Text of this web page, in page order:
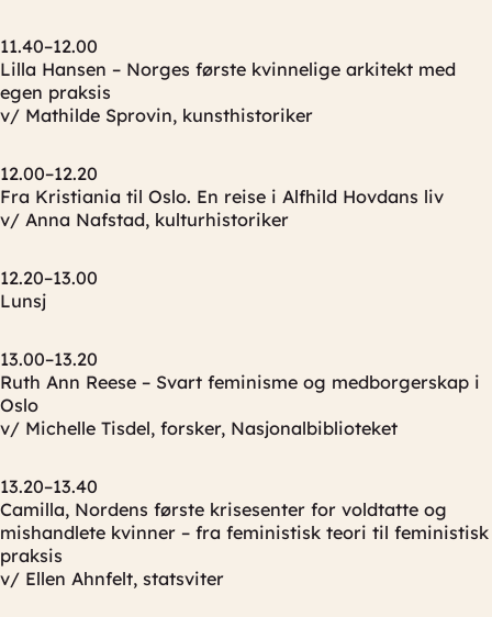
11.40–12.00
Lilla Hansen – Norges første kvinnelige arkitekt med
egen praksis
v/ Mathilde Sprovin, kunsthistoriker
12.00–12.20
Fra Kristiania til Oslo. En reise i Alfhild Hovdans liv
v/ Anna Nafstad, kulturhistoriker
12.20–13.00
Lunsj
13.00–13.20
Ruth Ann Reese – Svart feminisme og medborgerskap i
Oslo
v/ Michelle Tisdel, forsker, Nasjonalbiblioteket
13.20–13.40
Camilla, Nordens første krisesenter for voldtatte og
mishandlete kvinner – fra feministisk teori til feministisk
praksis
v/ Ellen Ahnfelt, statsviter